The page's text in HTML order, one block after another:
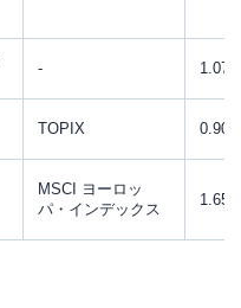
-
TOPIX
MSCI ヨーロッ
パ・インデックス